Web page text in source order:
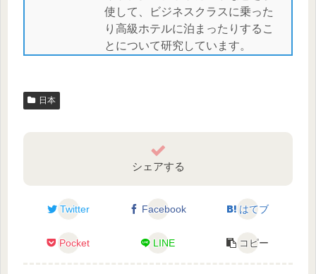
使して、ビジネスクラスに乗った
り高級ホテルに泊まったりするこ
とについて研究しています。
日本
シェアする
Twitter Facebook はてブ
Pocket LINE コピー